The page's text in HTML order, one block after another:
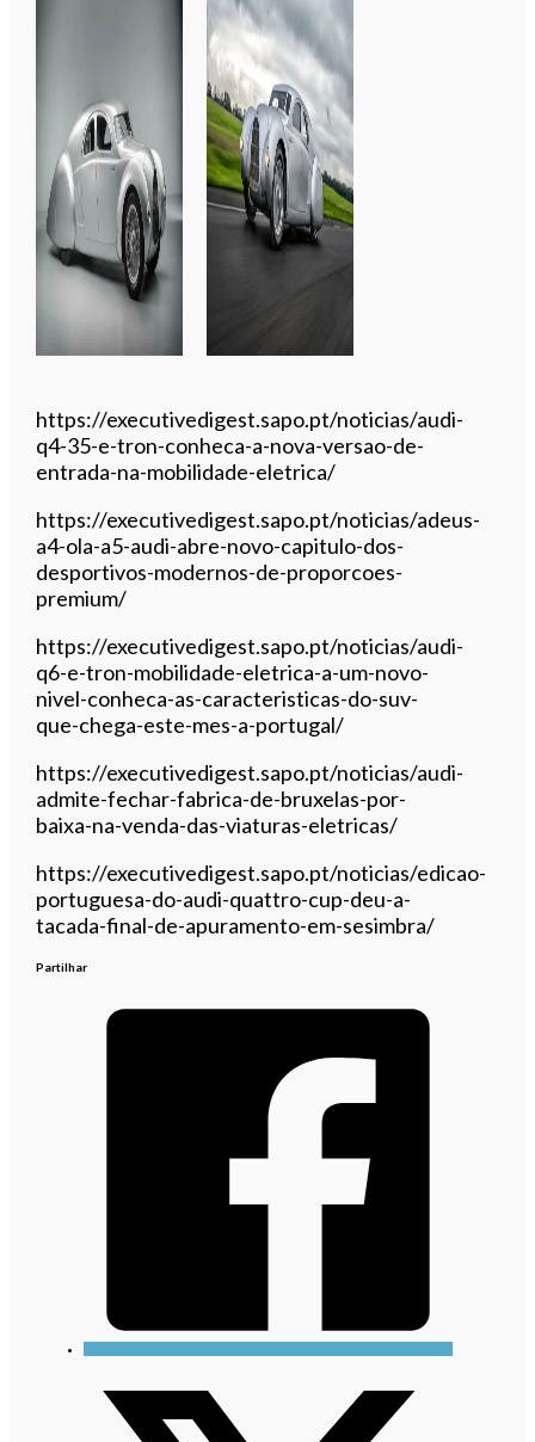
https://executivedigest.sapo.pt/noticias/audi-
q4-35-e-tron-conheca-a-nova-versao-de-
entrada-na-mobilidade-eletrica/
https://executivedigest.sapo.pt/noticias/adeus-
a4-ola-a5-audi-abre-novo-capitulo-dos-
desportivos-modernos-de-proporcoes-
premium/
https://executivedigest.sapo.pt/noticias/audi-
q6-e-tron-mobilidade-eletrica-a-um-novo-
nivel-conheca-as-caracteristicas-do-suv-
que-chega-este-mes-a-portugal/
https://executivedigest.sapo.pt/noticias/audi-
admite-fechar-fabrica-de-bruxelas-por-
baixa-na-venda-das-viaturas-eletricas/
https://executivedigest.sapo.pt/noticias/edicao-
portuguesa-do-audi-quattro-cup-deu-a-
tacada-final-de-apuramento-em-sesimbra/
Partilhar